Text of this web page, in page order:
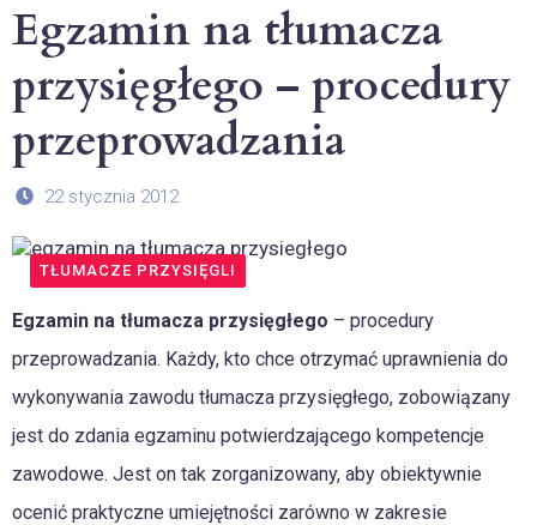
Egzamin na tłumacza
przysięgłego – procedury
przeprowadzania
22 stycznia 2012
TŁUMACZE PRZYSIĘGLI
Egzamin na tłumacza przysięgłego – procedury
przeprowadzania. Każdy, kto chce otrzymać uprawnienia do
wykonywania zawodu tłumacza przysięgłego, zobowiązany
jest do zdania egzaminu potwierdzającego kompetencje
zawodowe. Jest on tak zorganizowany, aby obiektywnie
ocenić praktyczne umiejętności zarówno w zakresie